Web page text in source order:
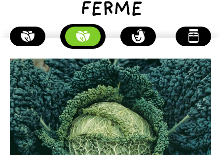
FERME
PLANTES
D'AUTOMNE
FLEURS
ET
PLANTS
DE
PRINTEMPS
POULETS
ET
PINTADES
PRODUITS
DE
L'ÉPICERIE